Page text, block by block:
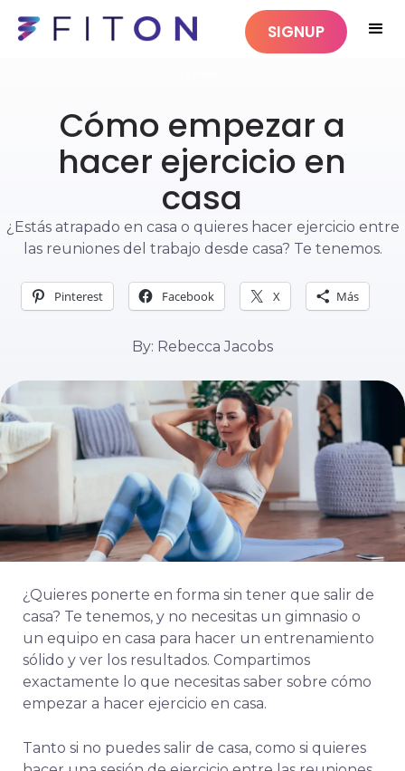
SIGNUP
Cómo empezar a
hacer ejercicio en
casa
¿Estás atrapado en casa o quieres hacer ejercicio entre
las reuniones del trabajo desde casa? Te tenemos.
Pinterest Facebook X Más
By: Rebecca Jacobs
¿Quieres ponerte en forma sin tener que salir de
casa? Te tenemos, y no necesitas un gimnasio o
un equipo en casa para hacer un entrenamiento
sólido y ver los resultados. Compartimos
exactamente lo que necesitas saber sobre cómo
empezar a hacer ejercicio en casa.
Tanto si no puedes salir de casa, como si quieres